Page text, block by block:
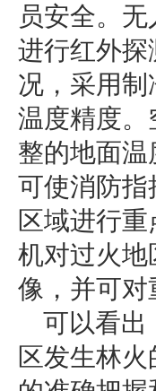
员安全。
进行红外
况，采用
温度精度
整的地面
可使消防
区域进行
机对过火
像，并可
可以看出
区发生林